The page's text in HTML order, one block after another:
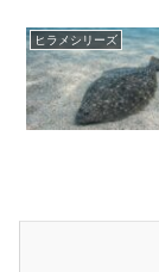
ヒラメシリーズ